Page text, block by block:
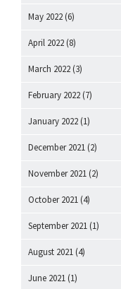
May 2022 (6)
April 2022 (8)
March 2022 (3)
February 2022 (7)
January 2022 (1)
December 2021 (2)
November 2021 (2)
October 2021 (4)
September 2021 (1)
August 2021 (4)
June 2021 (1)